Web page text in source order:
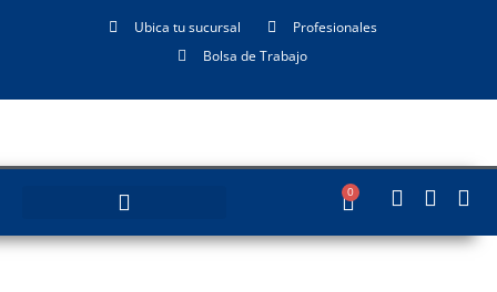
Ubica tu sucursal
Profesionales
Bolsa de Trabajo
0